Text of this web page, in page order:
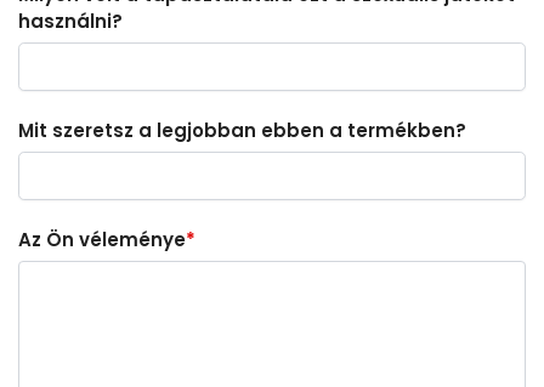
használni?
Mit szeretsz a legjobban ebben a termékben?
Az Ön véleménye*